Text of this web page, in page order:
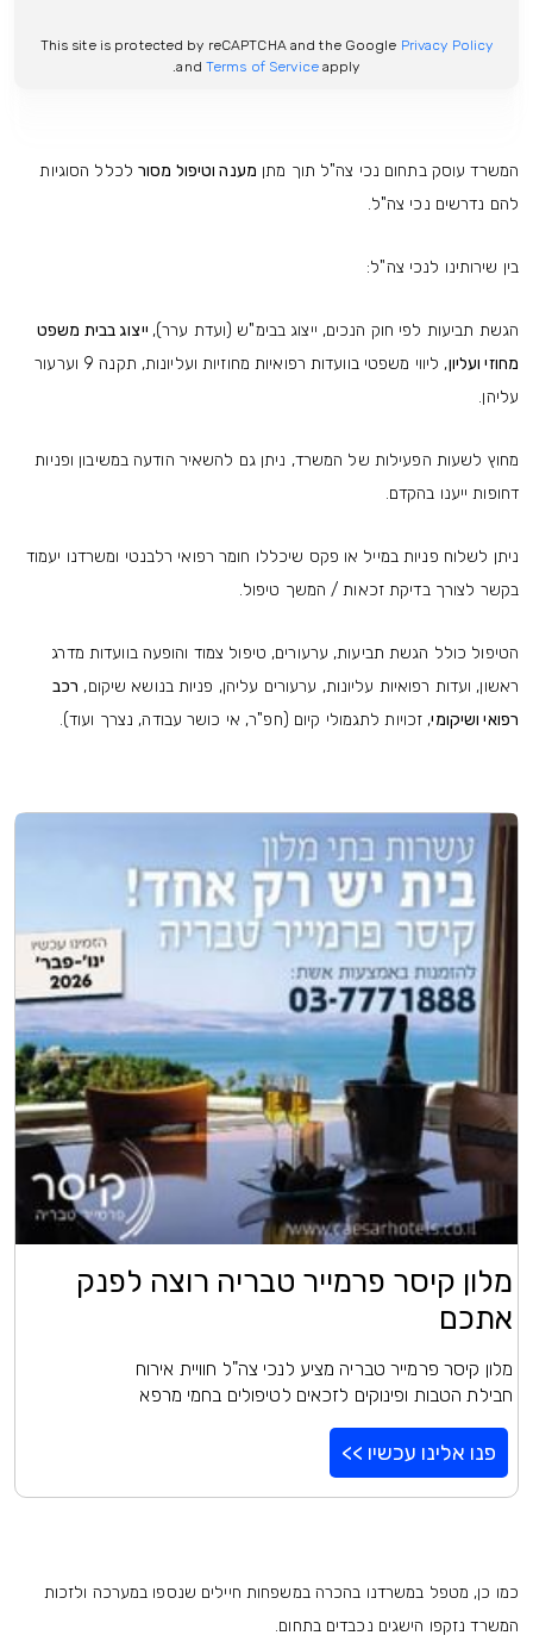
This site is protected by reCAPTCHA and the Google Privacy Policy
and Terms of Serviceapply.
המשרד עוסק בתחום נכי צה"ל תוך מתן מענה וטיפול מסור לכלל הסוגיות
להם נדרשים נכי צה"ל.
בין שירותינו לנכי צה"ל:
הגשת תביעות לפי חוק הנכים, ייצוג בבימ"ש (ועדת ערר), ייצוג בבית משפט
מחוזי ועליון
, ליווי משפטי בוועדות רפואיות מחוזיות ועליונות, תקנה 9 וערעור
עליהן.
מחוץ לשעות הפעילות של המשרד, ניתן גם להשאיר הודעה במשיבון ופניות
דחופות ייענו בהקדם.
ניתן לשלוח פניות במייל או פקס שיכללו חומר רפואי רלבנטי ומשרדנו יעמוד
בקשר לצורך בדיקת זכאות / המשך טיפול.
הטיפול כולל הגשת תביעות, ערעורים, טיפול צמוד והופעה בוועדות מדרג
ראשון, ועדות רפואיות עליונות, ערעורים עליהן, פניות בנושא שיקום, רכב
רפואי ושיקומי, זכויות לתגמולי קיום (חפ"ר, אי כושר עבודה, נצרך ועוד).
מלון קיסר פרמייר טבריה רוצה לפנק
אתכם
מלון קיסר פרמייר טבריה מציע לנכי צה"ל חוויית אירוח
חבילת הטבות ופינוקים לזכאים לטיפולים בחמי מרפא
פנו אלינו עכשיו >>
כמו כן, מטפל במשרדנו בהכרה במשפחות חיילים שנספו במערכה ולזכות
המשרד נזקפו הישגים נכבדים בתחום.